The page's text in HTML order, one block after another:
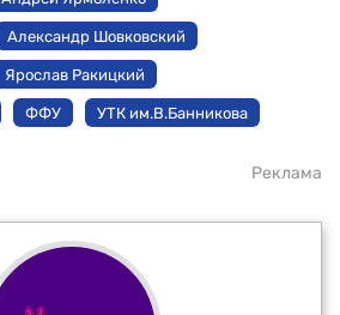
Александр Шовковский
Ярослав Ракицкий
ФФУ УТК им.В.Банникова
Реклама